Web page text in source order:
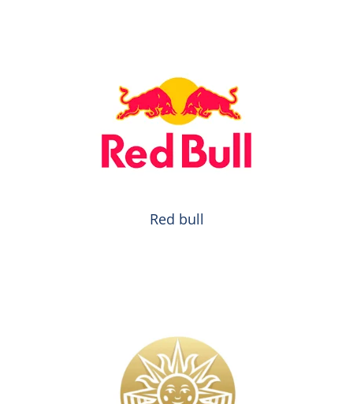
Red bull